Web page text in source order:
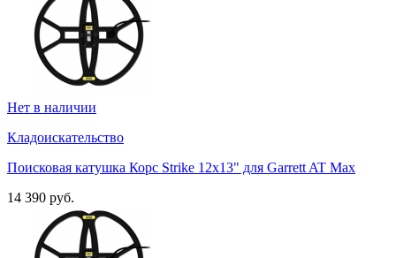
Нет в наличии
Кладоискательство
Поисковая катушка Корс Strike 12х13" для Garrett AT Max
14 390 руб.